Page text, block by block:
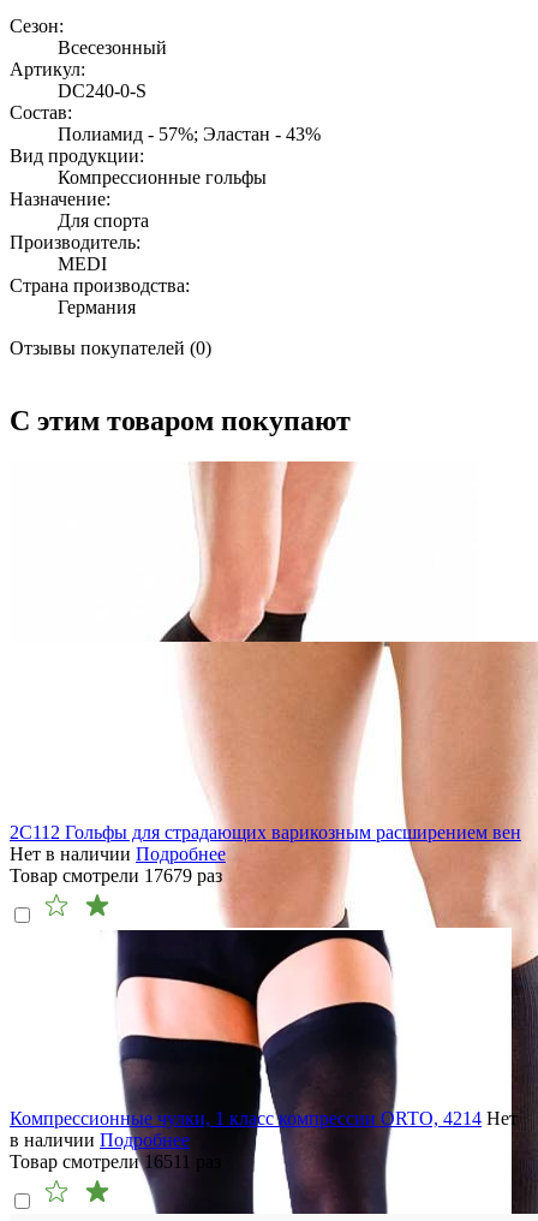
Сезон:
Всесезонный
Артикул:
DC240-0-S
Состав:
Полиамид - 57%; Эластан - 43%
Вид продукции:
Компрессионные гольфы
Назначение:
Для спорта
Производитель:
MEDI
Страна производства:
Германия
Отзывы покупателей (0)
С этим товаром покупают
2C112 Гольфы для страдающих варикозным расширением вен
Нет в наличии Подробнее
Товар смотрели 17679 раз
Компрессионные чулки, 1 класс компрессии ORTO, 4214 Нет
в наличии Подробнее
Товар смотрели16511